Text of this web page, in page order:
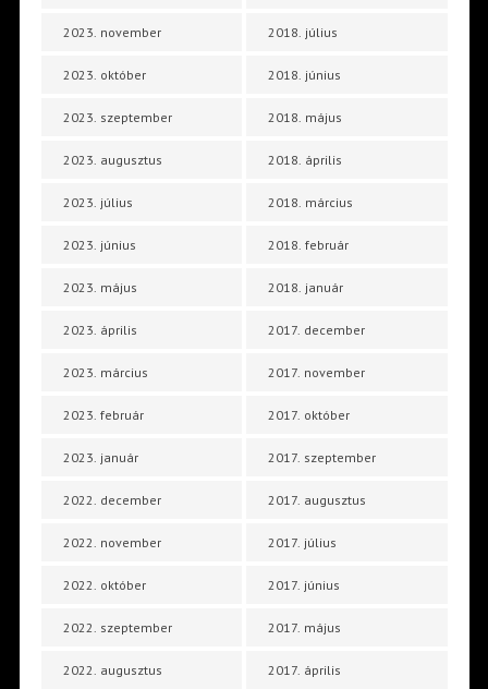
2023. november
2023. október
2023. szeptember
2023. augusztus
2023. július
2023. június
2023. május
2023. április
2023. március
2023. február
2023. január
2022. december
2022. november
2022. október
2022. szeptember
2022. augusztus
2018. július
2018. június
2018. május
2018. április
2018. március
2018. február
2018. január
2017. december
2017. november
2017. október
2017. szeptember
2017. augusztus
2017. július
2017. június
2017. május
2017. április